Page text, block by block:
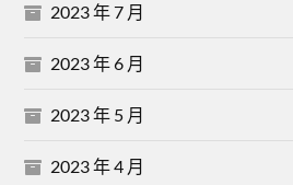
2023 年 7 月
2023 年 6 月
2023 年 5 月
2023 年 4 月